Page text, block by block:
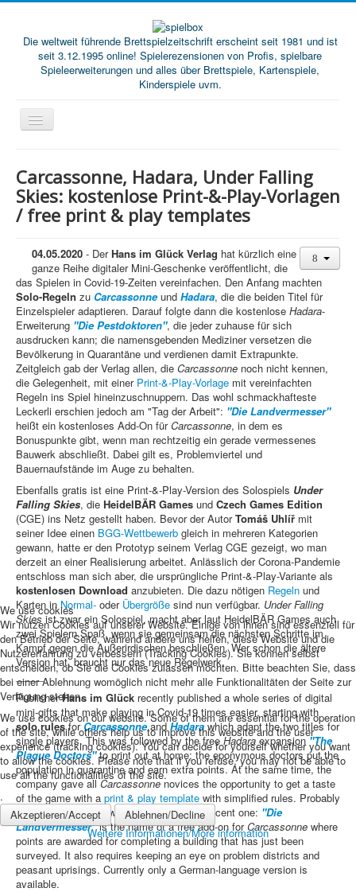
Die weltweit führende Brettspielzeitschrift erscheint seit 1981 und ist
seit 3.12.1995 online! Spielerezensionen von Profis, spielbare
Spieleerweiterungen und alles über Brettspiele, Kartenspiele,
Kinderspiele uvm.
Magazine
Abos/Subscriptions
SpieleMag
Infos
Shop
Download spielbox Special 2025
Newsletter
Spieledatenbank
Premium login
Neuheiten-New Games
Köpfe-Heads
Preise-Awards
Branchen-/Wirtschaftsnews
Interviews
Crowdfunding
Veranstaltungen-Events
In eigener Sache-On our own behalf
Archivierte Meldungen-News archive
Carcassonne, Hadara, Under Falling
Skies: kostenlose Print-&-Play-Vorlagen
/ free print & play templates
04.05.2020 - DerHans im Glück Verlag hat kürzlich eine
ganze Reihe digitaler Mini-Geschenke veröffentlicht, die
das Spielen in Covid-19-Zeiten vereinfachen. Den Anfang machten
Solo-Regeln zu Carcassonneund Hadara, die die beiden Titel für
Einzelspieler adaptieren. Darauf folgte dann die kostenlose Hadara-
Erweiterung "Die Pestdoktoren", die jeder zuhause für sich
ausdrucken kann; die namensgebenden Mediziner versetzen die
Bevölkerung in Quarantäne und verdienen damit Extrapunkte.
Zeitgleich gab der Verlag allen, die Carcassonne noch nicht kennen,
die Gelegenheit, mit einer Print-&-Play-Vorlage mit vereinfachten
Regeln ins Spiel hineinzuschnuppern. Das wohl schmackhafteste
Leckerli erschien jedoch am "Tag der Arbeit": "Die Landvermesser"
heißt ein kostenloses Add-On fürCarcassonne, in dem es
Bonuspunkte gibt, wenn man rechtzeitig ein gerade vermessenes
Bauwerk abschließt. Dabei gilt es, Problemviertel und
Bauernaufstände im Auge zu behalten.
Ebenfalls gratis ist eine Print-&-Play-Version des Solospiels Under
Falling Skies, die HeidelBÄR Games und Czech Games Edition
(CGE) ins Netz gestellt haben. Bevor der AutorTomáš Uhlíř mit
seiner Idee einen BGG-Wettbewerb gleich in mehreren Kategorien
gewann, hatte er den Prototyp seinem Verlag CGE gezeigt, wo man
derzeit an einer Realisierung arbeitet. Anlässlich der Corona-Pandemie
entschloss man sich aber, die ursprüngliche Print-&-Play-Variante als
kostenlosen Download anzubieten. Die dazu nötigen Regeln und
Karten in Normal- oder Übergröße sind nun verfügbar. Under Falling
Skiesist zwar ein Solospiel, macht aber laut HeidelBÄR Games auch
zwei Spielern Spaß, wenn sie gemeinsam die nächsten Schritte im
Kampf gegen die Außerirdischen beschließen. Wer schon die ältere
Version hat, braucht nur das neue Regelwerk.
_____
PublisherHans im Glück recently published a whole series of digital
mini-gifts that make playing in Covid-19 times easier, starting with
solo rulesforCarcassonneandHadarawhich adapt the two titles for
single players. This was followed by the freeHadaraexpansion"The
Plague Doctors"to print out at home; the eponymous doctors put the
population in quarantine and earn extra points. At the same time, the
company gave allCarcassonnenovices the opportunity to get a taste
of the game with a print & play template with simplified rules. Probably
the tastiest treat, however, was the most recent one: "Die
Landvermesser"is the name of a free add-on forCarcassonne where
points are awarded for completing a building that has just been
surveyed. It also requires keeping an eye on problem districts and
peasant uprisings. Currently only a German-language version is
available.
We use cookies
Wir nutzen Cookies auf unserer Website. Einige von ihnen sind essenziell für
den Betrieb der Seite, während andere uns helfen, diese Website und die
Nutzererfahrung zu verbessern (Tracking Cookies). Sie können selbst
entscheiden, ob Sie die Cookies zulassen möchten. Bitte beachten Sie, dass
bei einer Ablehnung womöglich nicht mehr alle Funktionalitäten der Seite zur
Verfügung stehen.
We use cookies on our website. Some of them are essential for the operation
of the site, while others help us to improve this website and the user
experience (tracking cookies). You can decide for yourself whether you want
to allow the cookies. Please note that if you refuse, you may not be able to
use all the functionalities of the site.
.
Akzeptieren/Accept
Ablehnen/Decline
Weitere Informationen/More information